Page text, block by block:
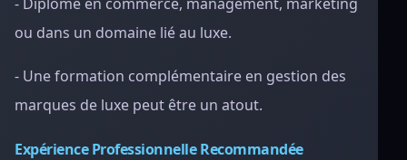
ou dans un domaine lié au luxe.
- Une formation complémentaire en gestion des
marques de luxe peut être un atout.
Expérience Professionnelle Recommandée